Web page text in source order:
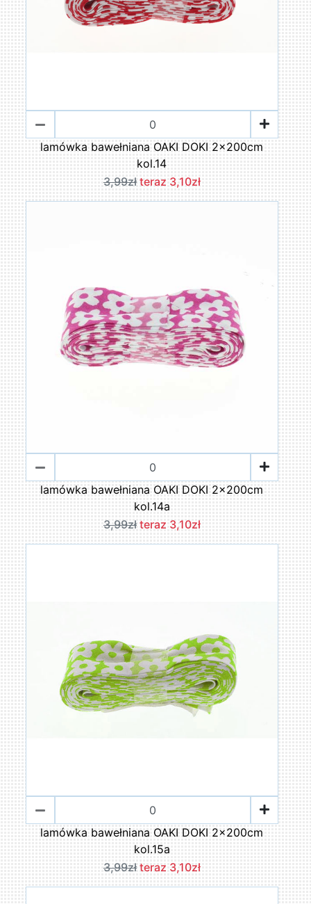
lamówka bawełniana OAKI DOKI 2x200cm
kol.14
3,99zł teraz 3,10zł
lamówka bawełniana OAKI DOKI 2x200cm
kol.14a
3,99zł teraz 3,10zł
lamówka bawełniana OAKI DOKI 2x200cm
kol.15a
3,99zł teraz 3,10zł